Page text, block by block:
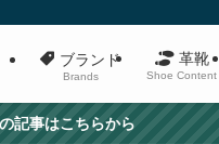
ブランド
Brands
革靴
Shoe Content
記事はこちらから